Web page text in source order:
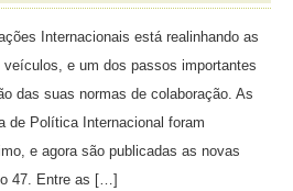
Internacionais está realinhando as
e um dos passos importantes
das suas normas de colaboração. As
de Política Internacional foram
e agora são publicadas as novas
47. Entre as […]